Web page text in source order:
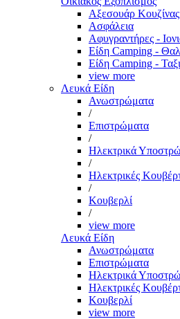
Αξεσουάρ Κουζίνας
Ασφάλεια
Αφυγραντήρες -
Είδη Camping -
Είδη Camping -
view more
Λευκά Είδη
Ανωστρώματα
/
Επιστρώματα
/
Ηλεκτρικά
/
Ηλεκτρικές
/
Κουβερλί
/
view more
Λευκά Είδη
Ανωστρώματα
Επιστρώματα
Ηλεκτρικά
Ηλεκτρικές
Κουβερλί
view more